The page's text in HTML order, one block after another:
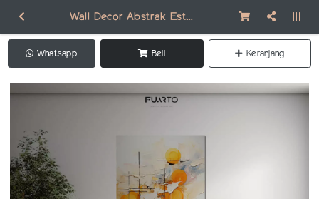
Wall Decor Abstrak Estetik AB002
Whatsapp Beli Keranjang